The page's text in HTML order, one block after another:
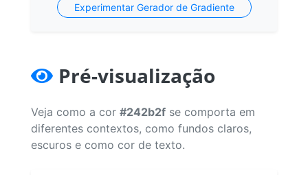
Experimentar Gerador de Gradiente
Pré-visualização
Veja como a cor #242b2f se comporta em
diferentes contextos, como fundos claros,
escuros e como cor de texto.